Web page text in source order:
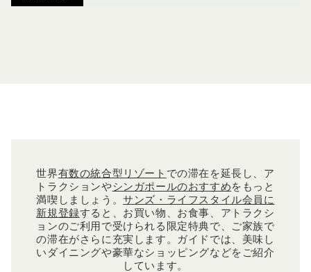
世界有数の統合型リゾート での滞在を延長し、ア
トラクションやシンガポールのおすすめ をもっと
満喫しましょう。サンズ・ライフスタイル会員に
新規登録すると、お買い物、お食事、アトラクシ
ョンのご利用で受けられる限定特典で、ご家族で
の滞在がさらに充実します。ガイドでは、美味し
いダイニングや豪華なショッピングなどをご紹介
しています。